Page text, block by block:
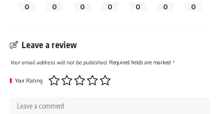
0 0 0 0 0 0 0
Leave a review
Your email address will not be published. Required fields are marked *
Your Rating